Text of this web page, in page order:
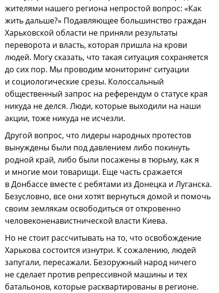
жителями нашего региона непростой вопрос: «Как
жить дальше?» Подавляющее большинство граждан
Харьковской области не приняли результаты
переворота и власть, которая пришла на крови
людей. Могу сказать, что такая ситуация сохраняется
до сих пор. Мы проводим мониторинг ситуации
и социологические срезы. Колоссальный
общественный запрос на референдум о статусе края
никуда не делся. Люди, которые выходили на наши
акции, тоже никуда не исчезли.
Другой вопрос, что лидеры народных протестов
вынуждены были под давлением либо покинуть
родной край, либо были посажены в тюрьму, как я
и многие мои товарищи. Еще часть сражается
в Донбассе вместе с ребятами из Донецка и Луганска.
Безусловно, все они хотят вернуться домой и помочь
своим землякам освободиться от откровенно
человеконенавистнической власти Киева.
Но не стоит рассчитывать на то, что освобождение
Харькова состоится изнутри. К сожалению, людей
запугали, пересажали. Безоружный народ ничего
не сделает против репрессивной машины и тех
батальонов, которые расквартированы в регионе.